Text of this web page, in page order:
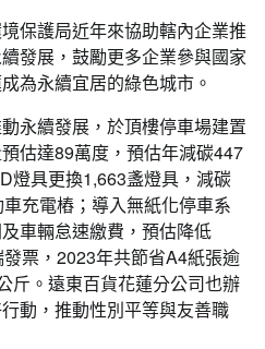
保護局近年來協助轄內企業推
發展，鼓勵更多企業參與國家
為永續宜居的綠色城市。
永續發展，於頂樓停車場建置
估達89萬度，預估年減碳447
燈具更換1,663盞燈具，減碳
充電樁；導入無紙化停車系
車輛怠速繳費，預估降低
票，2023年共節省A4紙張逾
斤。遠東百貨花蓮分公司也辦
動，推動性別平等與友善職